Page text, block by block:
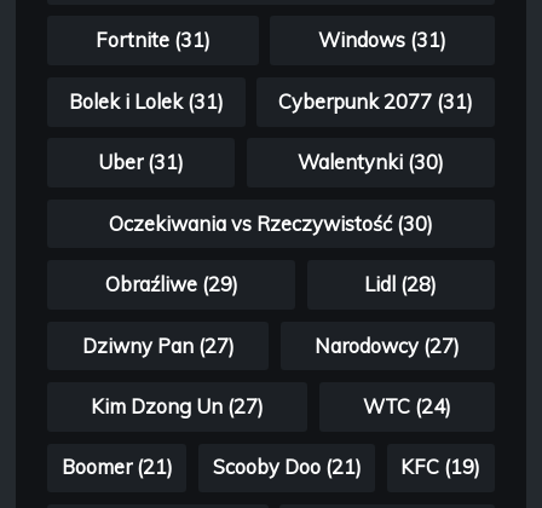
Fortnite (31) Windows (31)
Bolek i Lolek (31) Cyberpunk 2077 (31)
Uber (31) Walentynki (30)
Oczekiwania vs Rzeczywistość (30)
Obraźliwe (29) Lidl (28)
Dziwny Pan (27) Narodowcy (27)
Kim Dzong Un (27) WTC (24)
Boomer (21) Scooby Doo (21) KFC (19)